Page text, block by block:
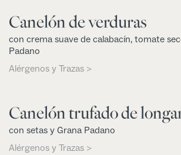
Canelón de verduras
con crema suave de calabacín, tomate
Padano
Alérgenos y Trazas >
Canelón trufado de
con setas y Grana Padano
Alérgenos y Trazas >